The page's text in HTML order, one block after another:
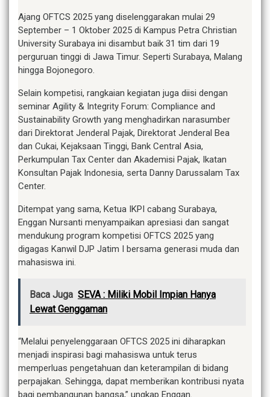
Ajang OFTCS 2025 yang diselenggarakan mulai 29
September – 1 Oktober 2025 di Kampus Petra Christian
University Surabaya ini disambut baik 31 tim dari 19
perguruan tinggi di Jawa Timur. Seperti Surabaya, Malang
hingga Bojonegoro.
Selain kompetisi, rangkaian kegiatan juga diisi dengan
seminar Agility & Integrity Forum: Compliance and
Sustainability Growth yang menghadirkan narasumber
dari Direktorat Jenderal Pajak, Direktorat Jenderal Bea
dan Cukai, Kejaksaan Tinggi, Bank Central Asia,
Perkumpulan Tax Center dan Akademisi Pajak, Ikatan
Konsultan Pajak Indonesia, serta Danny Darussalam Tax
Center.
Ditempat yang sama, Ketua IKPI cabang Surabaya,
Enggan Nursanti menyampaikan apresiasi dan sangat
mendukung program kompetisi OFTCS 2025 yang
digagas Kanwil DJP Jatim I bersama generasi muda dan
mahasiswa ini.
Baca Juga SEVA : Miliki Mobil Impian Hanya
Lewat Genggaman
“Melalui penyelenggaraan OFTCS 2025 ini diharapkan
menjadi inspirasi bagi mahasiswa untuk terus
memperluas pengetahuan dan keterampilan di bidang
perpajakan. Sehingga, dapat memberikan kontribusi nyata
bagi pembangunan bangsa,” ungkap Enggan.